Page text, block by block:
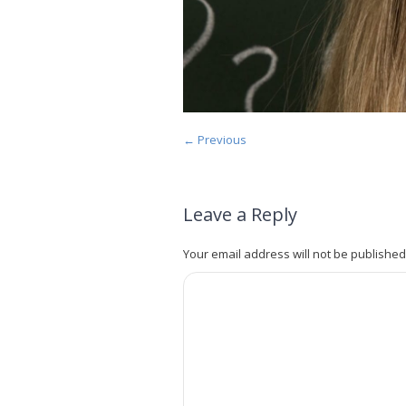
← Previous
Leave a Reply
Your email address will not be